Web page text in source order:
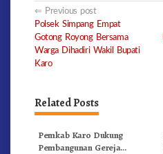
Post
navigation
Previous post
Polsek Simpang Empat
Gotong Royong Bersama
Warga Dihadiri Wakil Bupati
Karo
Related Posts
Pemkab Karo Dukung
Pembangunan Gereja